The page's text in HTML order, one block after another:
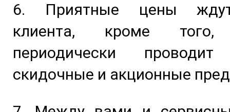
6. Приятные цены
клиента, кроме того,
периодически
скидочные и акционные